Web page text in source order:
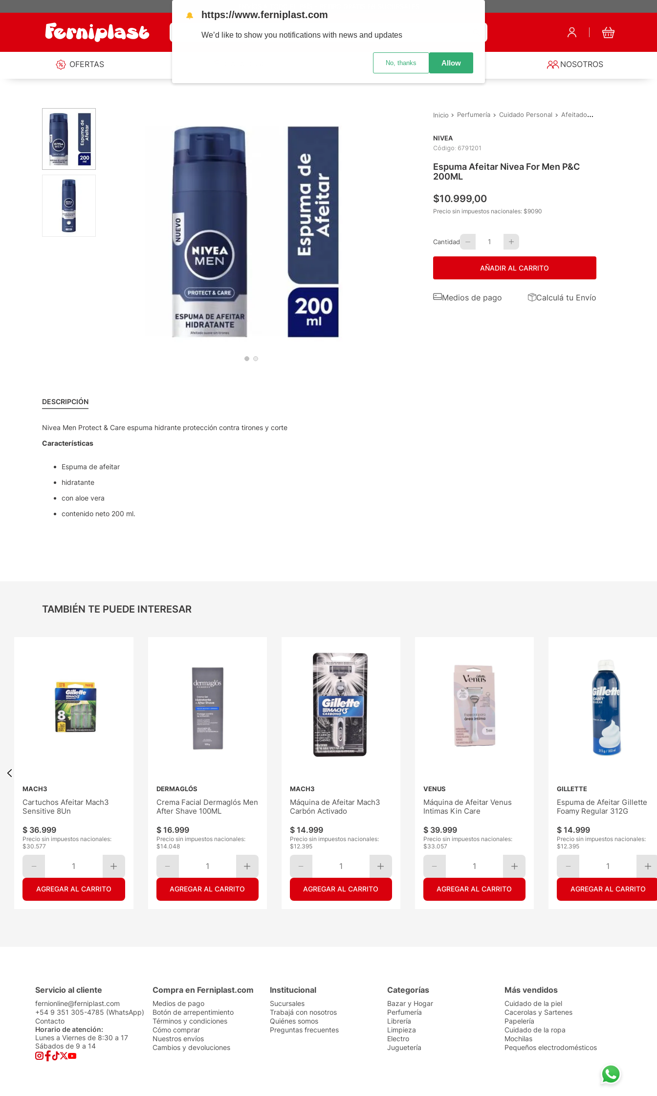
¿Qué estás buscando?
OFERTAS SUCURSALES NOSOTROS
DESCRIPCIÓN
Nivea Men Protect & Care espuma hidrante protección contra tirones y corte
Características
Espuma de afeitar
hidratante
con aloe vera
contenido neto 200 ml.
Perfumería Cuidado Personal Afeitado
NIVEA
Código: 6791201
Espuma Afeitar Nivea For Men P&C
200ML
$10.999,00
Precio sin impuestos nacionales: $9090
Cantidad 1
AÑADIR AL CARRITO
Medios de pago Calculá tu Envío
TAMBIÉN TE PUEDE INTERESAR
MACH3
Cartuchos Afeitar Mach3
Sensitive 8Un
$ 36.999
Precio sin impuestos nacionales:
$30.577
1
AGREGAR AL CARRITO
DERMAGLÓS
Crema Facial Dermaglós Men
After Shave 100ML
$ 16.999
Precio sin impuestos nacionales:
$14.048
1
AGREGAR AL CARRITO
MACH3
Máquina de Afeitar Mach3
Carbón Activado
$ 14.999
Precio sin impuestos nacionales:
$12.395
1
AGREGAR AL CARRITO
VENUS
Máquina de Afeitar Venus
Intimas Kin Care
$ 39.999
Precio sin impuestos nacionales:
$33.057
1
AGREGAR AL CARRITO
GILLETTE
Espuma de Afeitar Gillette
Foamy Regular 312G
$ 14.999
Precio sin impuestos nacionales:
$12.395
1
AGREGAR AL CARRITO
Servicio al cliente
fernionline@ferniplast.com
+54 9 351 305-4785 (WhatsApp)
Contacto
Horario de atención:
Lunes a Viernes de 8:30 a 17
Sábados de 9 a 14
Compra en Ferniplast.com
Medios de pago
Botón de arrepentimiento
Términos y condiciones
Cómo comprar
Nuestros envíos
Cambios y devoluciones
Institucional
Sucursales
Trabajá con nosotros
Quiénes somos
Preguntas frecuentes
Categorías
Bazar y Hogar
Perfumería
Librería
Limpieza
Electro
Juguetería
Más vendidos
Cuidado de la piel
Cacerolas y Sartenes
Papelería
Cuidado de la ropa
Mochilas
Pequeños electrodomésticos
🔔 https://www.ferniplast.com
We’d like to show you notifications with news and updates
No, thanks Allow